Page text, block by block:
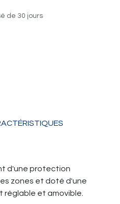
de 30 jours
d'une protection
zones et doté d'une
et amovible.